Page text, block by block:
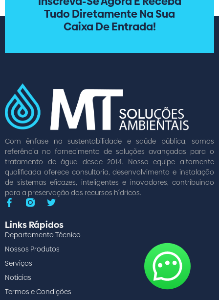
Tudo Diretamente Na Sua
Caixa De Entrada!
Com ênfase na sustentabilidade e saúde pública, somos
referência no fornecimento de soluções avançadas para o
tratamento de água desde 2014. Nossa equipe altamente
qualificada oferece consultoria, desenvolvimento e instalação
de sistemas eficazes, inteligentes e inovadores, contribuindo
para a preservação dos recursos hídricos.
Links Rápidos
Departamento Técnico
Nossos Produtos
Serviços
Noticias
Termos e Condições